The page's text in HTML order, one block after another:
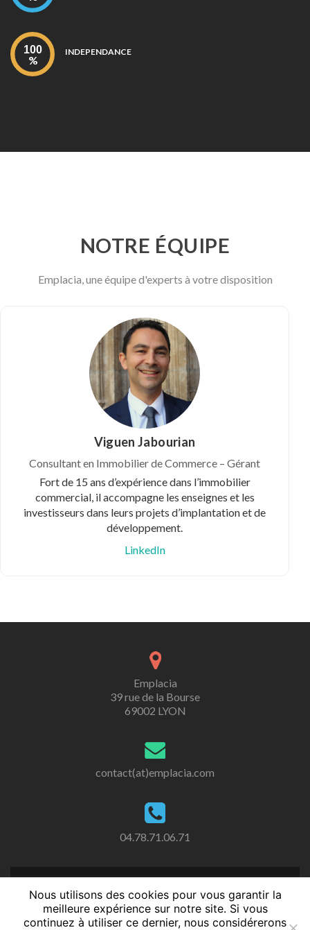
INDEPENDANCE
NOTRE ÉQUIPE
Emplacia, une équipe d'experts à votre disposition
Viguen Jabourian
Consultant en Immobilier de Commerce – Gérant
Fort de 15 ans d’expérience dans l’immobilier
commercial, il accompagne les enseignes et les
investisseurs dans leurs projets d’implantation et de
développement.
LinkedIn
Emplacia
39 rue de la Bourse
69002 LYON
contact(at)emplacia.com
04.78.71.06.71
Nous utilisons des cookies pour vous garantir la
meilleure expérience sur notre site. Si vous
continuez à utiliser ce dernier, nous considérerons